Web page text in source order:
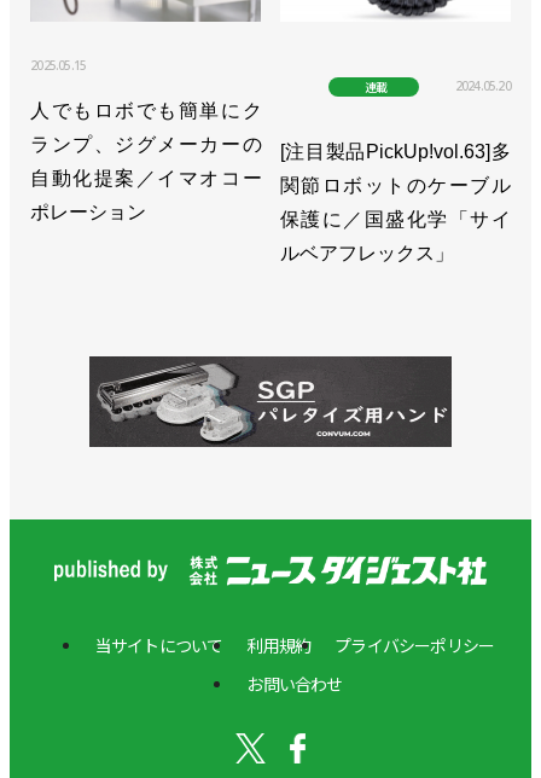
2025.05.15
人でもロボでも簡単にク
ランプ、ジグメーカーの
自動化提案／イマオコー
ポレーション
連載 2024.05.20
[注目製品PickUp!vol.63]多
関節ロボットのケーブル
保護に／国盛化学「サイ
ルベアフレックス」
当サイトについて 利用規約
プライバシーポリシー
お問い合わせ